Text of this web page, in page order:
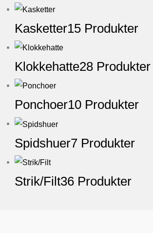
Kasketter15 Produkter
Klokkehatte28 Produkter
Ponchoer10 Produkter
Spidshuer7 Produkter
Strik/Filt36 Produkter